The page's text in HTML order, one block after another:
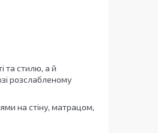
та стилю, а й
розслабленому
на стіну, матрацом,